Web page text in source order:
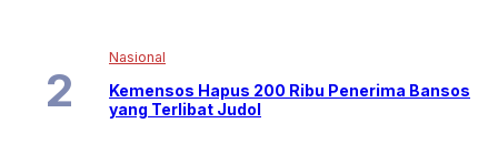
Nasional
Kemensos Hapus 200 Ribu Penerima Bansos
yang Terlibat Judol